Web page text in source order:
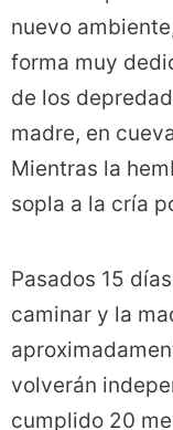
nuevo
forma muy
de los
madre, en
Mientras la
sopla a la cría
Pasados 15
caminar y la
volverán
cumplido 20